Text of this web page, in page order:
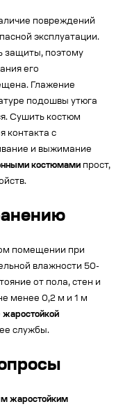
повреждений
эксплуатации.
защиты, поэтому
его
Глажение
подошвы утюга
Сушить костюм
контакта с
и выжимание
костюмами прост,
помещении при
влажности 50-
от пола, стен и
менее 0,2 м и 1 м
жаростойкой
службы.
жаростойким